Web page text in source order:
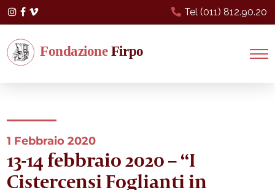
Tel (011) 812.90.20
Instagram
Facebook
Vimeo
1 Febbraio 2020
13-14 febbraio 2020 – “I
Cistercensi Foglianti in